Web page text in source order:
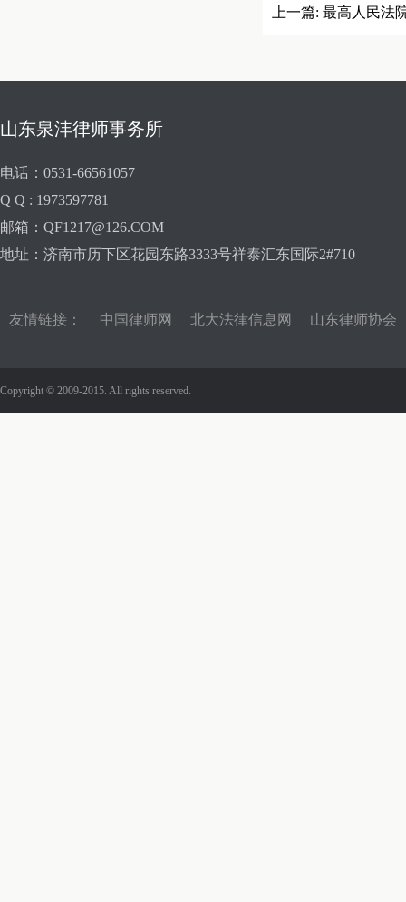
上一篇: 最高人民法
山东泉沣律师事务所
电话：0531-66561057
Q Q : 1973597781
邮箱：QF1217@126.COM
地址：济南市历下区花园东路3333号祥泰汇东国际2#710
友情链接： 中国律师网 北大法律信息网 山东律师协会
Copyright © 2009-2015. All rights reserved.